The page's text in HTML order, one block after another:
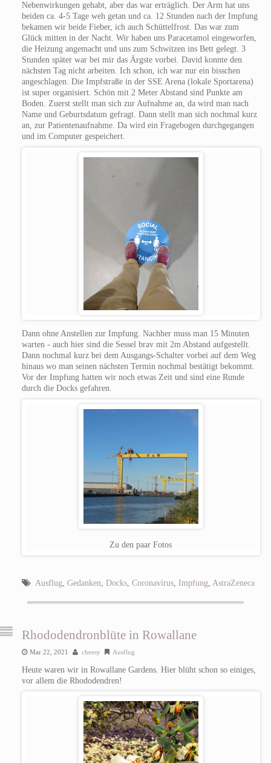
Nebenwirkungen gehabt, aber das war erträglich. Der Arm hat uns
beiden ca. 4-5 Tage weh getan und ca. 12 Stunden nach der Impfung
bekamen wir beide Fieber, ich auch Schüttelfrost. Das war zum
Glück mitten in der Nacht. Wir haben uns Paracetamol eingeworfen,
die Heizung angemacht und uns zum Schwitzen ins Bett gelegt. 3
Stunden später war bei mir das Ärgste vorbei. David konnte den
nächsten Tag nicht arbeiten. Ich schon, ich war nur ein bisschen
angeschlagen. Die Impfstraße in der SSE Arena (lokale Sportarena)
ist super organisiert. Schön mit 2 Meter Abstand sind Punkte am
Boden. Zuerst stellt man sich zur Aufnahme an, da wird man nach
Name und Geburtsdatum gefragt. Dann stellt man sich nochmal kurz
an, zur Patientenaufnahme. Da wird ein Fragebogen durchgegangen
und im Computer gespeichert.
Dann ohne Anstellen zur Impfung. Nachher muss man 15 Minuten
warten - auch hier sind die Sessel brav mit 2m Abstand aufgestellt.
Dann nochmal kurz bei dem Ausgangs-Schalter vorbei auf dem Weg
hinaus wo man seinen nächsten Termin nochmal bestätigt bekommt.
Vor der Impfung hatten wir noch etwas Zeit und sind eine Runde
durch die Docks gefahren.
Zu den paar Fotos
Ausflug Gedanken Docks, Coronavirus, Impfung AstraZeneca
Rhododendronblüte in Rowallane
Mar 22, 2021 cheesy Ausflug
Heute waren wir in Rowallane Gardens. Hier blüht schon so einiges,
vor allem die Rhododendren!